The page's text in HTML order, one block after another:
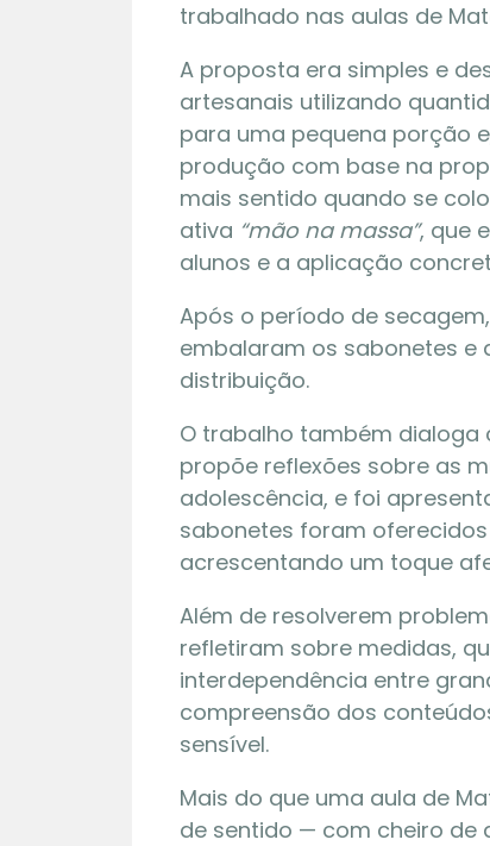
trabalhado nas aulas de
A proposta era simples e
artesanais utilizando
para uma pequena porção
produção com base na
mais sentido quando se
ativa “mão na massa”, que
alunos e a aplicação
Após o período de
embalaram os sabonetes
distribuição.
O trabalho também dialoga
propõe reflexões sobre as
adolescência, e foi
sabonetes foram
acrescentando um toque
Além de resolverem
refletiram sobre medidas,
interdependência entre
compreensão dos
sensível.
Mais do que uma aula de
de sentido — com cheiro de
O